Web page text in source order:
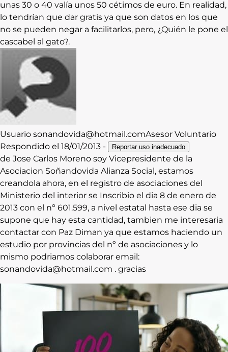
unas 30 o 40 valía unos 50 cétimos de euro. En realidad,
lo tendrían que dar gratis ya que son datos en los que
no se pueden negar a facilitarlos, pero, ¿Quién le pone el
cascabel al gato?.
Usuario sonandovida@hotmail.comAsesor Voluntario
Respondido el 18/01/2013 - Reportar uso inadecuado
de Jose Carlos Moreno soy Vicepresidente de la
Asociacion Soñandovida Alianza Social, estamos
creandola ahora, en el registro de asociaciones del
Ministerio del interior se Inscribio el dia 8 de enero de
2013 con el nº 601.599, a nivel estatal hasta ese dia se
supone que hay esta cantidad, tambien me interesaria
contactar con Paz Diman ya que estamos haciendo un
estudio por provincias del nº de asociaciones y lo
mismo podriamos colaborar email:
sonandovida@hotmail.com . gracias